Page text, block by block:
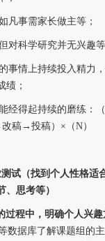
凡事需家长做主等；
对科学研究并无兴趣
事情上持续投入精力
绩；
经得起持续的磨练：
改稿→ 投稿）×（N）
试（找到个人性格适
、思考等）
过程中，明确个人兴趣
数据库了解课题组的